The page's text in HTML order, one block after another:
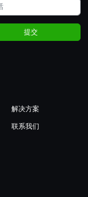
提交
解决方案
联系我们